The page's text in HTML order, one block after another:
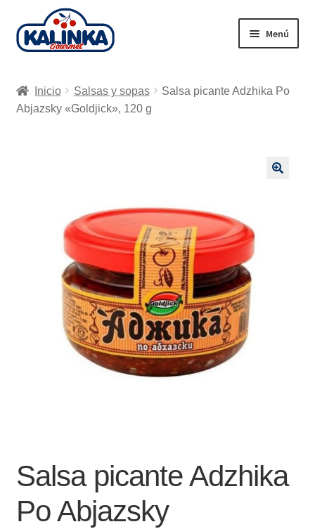
Ir
a
Ir
al
Menú
Tienda en línea
Inicio Salsas y sopas
Salsa picante Adzhika Po
Abjazsky «Goldjick», 120 g
Salsa picante Adzhika
Po Abjazsky